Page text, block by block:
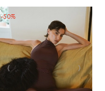
‹ ›
-50%